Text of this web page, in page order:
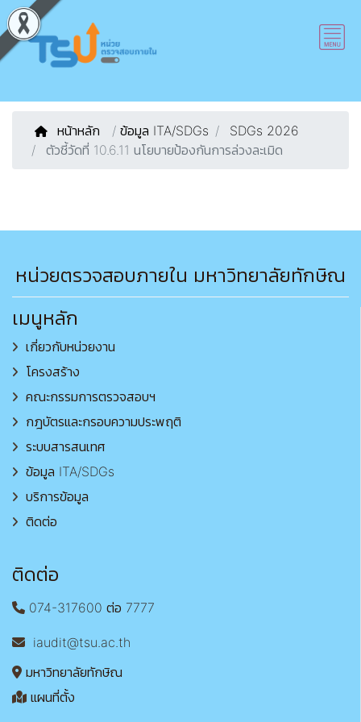
หน้าหลัก / ข้อมูล ITA/SDGs
SDGs 2026
ตัวชี้วัดที่ 10.6.11 นโยบายป้องกันการล่วงละเมิด
หน่วยตรวจสอบภายใน มหาวิทยาลัยทักษิณ
เมนูหลัก
เกี่ยวกับหน่วยงาน
โครงสร้าง
คณะกรรมการตรวจสอบฯ
กฎบัตรและกรอบความประพฤติ
ระบบสารสนเทศ
ข้อมูล ITA/SDGs
บริการข้อมูล
ติดต่อ
ติดต่อ
074-317600 ต่อ 7777
iaudit@tsu.ac.th
มหาวิทยาลัยทักษิณ
แผนที่ตั้ง